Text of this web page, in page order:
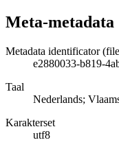
Meta-metadata
Metadata identificator
e2880033-b819-
Taal
Nederlands;
Karakterset
utf8